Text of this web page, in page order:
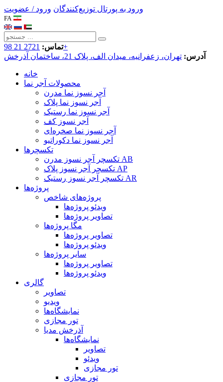
ورود به پورتال توزیع‌کنندگان ورود / عضویت
FA
تماس:2721 21 98+
آدرس: تهران، زعفرانیه، میدان الف، پلاک 21، ساختمان آذرخش
خانه
محصولات آجر نما
آجر نسوز نما مدرن
آجر نسوز نما پلاک
آجر نسوز نما رستیک
آجر نسوز کف
آجر نسوز نما صخره‌ای
آجر نسوز نما دکوراتیو
تکسچرها
تکسچر آجر نسوز مدرن AB
تکسچر آجر نسوز پلاک AP
تکسچر آجر نسوز رستیک AR
پروژه‌ها
پروژه‌های شاخص
ویدئو پروژه‌ها
تصاویر پروژه‌ها
مگا پروژه‌ها
تصاویر پروژه‌ها
ویدئو پروژه‌ها
سایر پروژه‌ها
تصاویر پروژه‌ها
ویدئو پروژه‌ها
گالری
تصاویر
ویدیو
نمایشگاه‌ها
تور مجازی
آذرخش مدیا
نمایشگاه‌ها
تصاویر
ویدئو
تور مجازی
تور مجازی